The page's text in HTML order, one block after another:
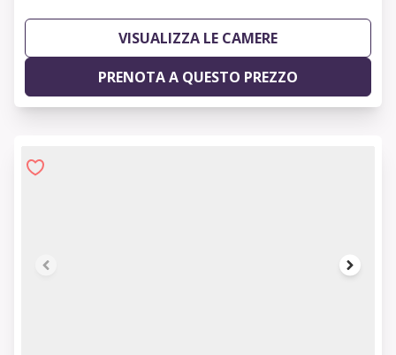
VISUALIZZA LE CAMERE
PRENOTA A QUESTO PREZZO